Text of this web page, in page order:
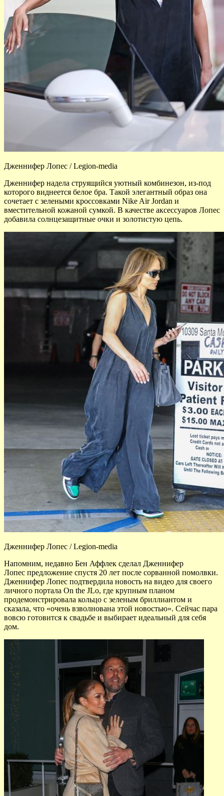
Дженнифер Лопес / Legion-media
Дженнифер надела струящийся уютный комбинезон, из-под
которого виднеется белое бра. Такой элегантный образ она
сочетает с зелеными кроссовками Nike Air Jordan и
вместительной кожаной сумкой. В качестве аксессуаров Лопес
добавила солнцезащитные очки и золотистую цепь.
Дженнифер Лопес / Legion-media
Напомним, недавно Бен Аффлек сделал Дженнифер
Лопес предложение спустя 20 лет после сорванной помолвки.
Дженнифер Лопес подтвердила новость на видео для своего
личного портала On the JLo, где крупным планом
продемонстрировала кольцо с зеленым бриллиантом и
сказала, что «очень взволнована этой новостью». Сейчас пара
вовсю готовится к свадьбе и выбирает идеальный для себя
дом.